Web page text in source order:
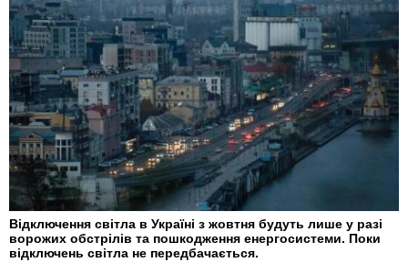
Відключення світла в Україні з жовтня будуть лише у разі
ворожих обстрілів та пошкодження енергосистеми. Поки
відключень світла не передбачається.